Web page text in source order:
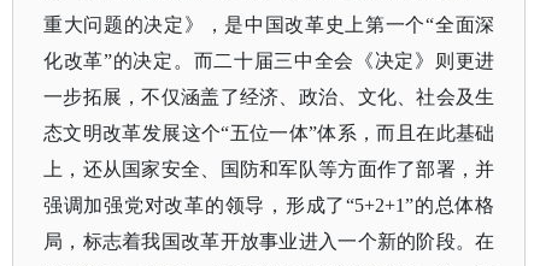
重大问题的决定》，是中国改革史上第一个“全面深
化改革”的决定。而二十届三中全会《决定》则更进
一步拓展，不仅涵盖了经济、政治、文化、社会及生
态文明改革发展这个“五位一体”体系，而且在此基础
上，还从国家安全、国防和军队等方面作了部署，并
强调加强党对改革的领导，形成了“5+2+1”的总体格
局，标志着我国改革开放事业进入一个新的阶段。在